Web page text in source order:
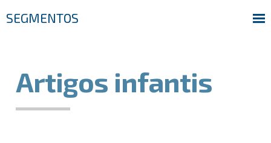
SEGMENTOS
Artigos infantis